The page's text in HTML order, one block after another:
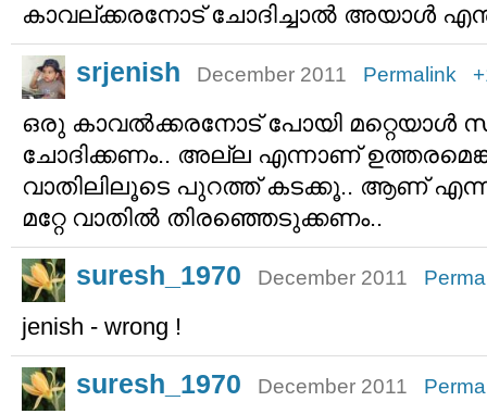
കാവല്ക്കരനോട് ചോദിച്ചാല്‍ അയാള്‍
srjenish December 2011 Permalink
ഒരു കാവല്‍ക്കരനോട് പോയി
ചോദിക്കണം.. അല്ല എന്നാണ്
വാതിലിലൂടെ പുറത്ത് കടക്കൂ.. ആണ് എന്ന്‍
മറ്റേ വാതില്‍ തിരഞ്ഞെടുക്കണം..
suresh_1970 December 2011
jenish - wrong !
suresh_1970 December 2011